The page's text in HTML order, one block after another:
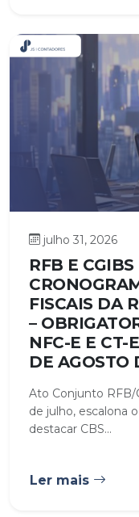
julho 31, 2026
RFB E
FISCAIS DA
–
NFC-E E CT-
DE AGOSTO
Ato Conjunto RFB/
de julho, escalona
destacar CBS...
Ler mais